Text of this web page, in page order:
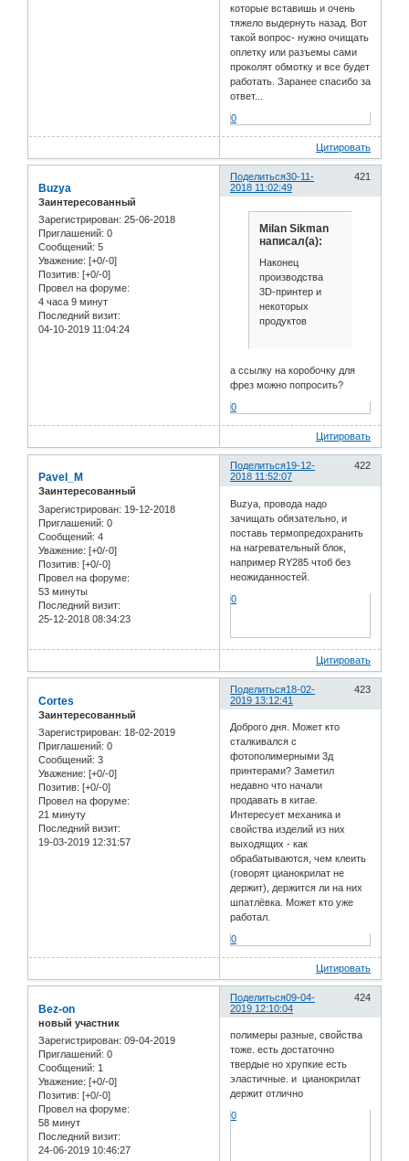
которые вставишь и очень
тяжело выдернуть назад. Вот
такой вопрос- нужно очищать
оплетку или разъемы сами
проколят обмотку и все будет
работать. Заранее спасибо за
ответ...
0
Цитировать
Поделиться 421
30-11-
2018 11:02:49
Buzya
Заинтересованный
Зарегистрирован: 25-06-2018
Приглашений: 0
Сообщений: 5
Уважение: [+0/-0]
Позитив: [+0/-0]
Провел на форуме:
4 часа 9 минут
Последний визит:
04-10-2019 11:04:24
Milan Sikman
написал(а):
Наконец
производства
3D-принтер и
некоторых
продуктов
а ссылку на коробочку для
фрез можно попросить?
0
Цитировать
Поделиться 422
19-12-
2018 11:52:07
Pavel_M
Заинтересованный
Зарегистрирован: 19-12-2018
Приглашений: 0
Сообщений: 4
Уважение: [+0/-0]
Позитив: [+0/-0]
Провел на форуме:
53 минуты
Последний визит:
25-12-2018 08:34:23
Buzya, провода надо
зачищать обязательно, и
поставь термопредохранить
на нагревательный блок,
например RY285 чтоб без
неожиданностей.
0
Цитировать
Поделиться 423
18-02-
2019 13:12:41
Cortes
Заинтересованный
Зарегистрирован: 18-02-2019
Приглашений: 0
Сообщений: 3
Уважение: [+0/-0]
Позитив: [+0/-0]
Провел на форуме:
21 минуту
Последний визит:
19-03-2019 12:31:57
Доброго дня. Может кто
сталкивался с
фотополимерными 3д
принтерами? Заметил
недавно что начали
продавать в китае.
Интересует механика и
свойства изделий из них
выходящих - как
обрабатываются, чем клеить
(говорят цианокрилат не
держит), держится ли на них
шпатлёвка. Может кто уже
работал.
0
Цитировать
Поделиться 424
09-04-
2019 12:10:04
Bez-on
новый участник
Зарегистрирован: 09-04-2019
Приглашений: 0
Сообщений: 1
Уважение: [+0/-0]
Позитив: [+0/-0]
Провел на форуме:
58 минут
Последний визит:
24-06-2019 10:46:27
полимеры разные, свойства
тоже. есть достаточно
твердые но хрупкие есть
эластичные. и цианокрилат
держит отлично
0